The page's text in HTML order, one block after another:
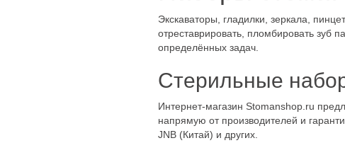
Наборы
Экскаваторы, гладилки, зеркала,
отреставрировать, пломбировать зуб
определённых задач.
Стерильные
Интернет-магазин Stomanshop.ru
напрямую от производителей и
JNB (Китай) и других.